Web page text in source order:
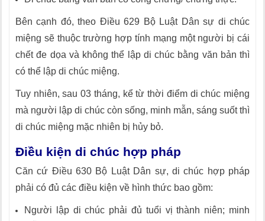
Bên cạnh đó, theo Điều 629 Bộ Luật Dân sự di chúc
miệng sẽ thuộc trường hợp tính mạng một người bị cái
chết đe dọa và không thể lập di chúc bằng văn bản thì
có thể lập di chúc miệng.
Tuy nhiên, sau 03 tháng, kể từ thời điểm di chúc miệng
mà người lập di chúc còn sống, minh mẫn, sáng suốt thì
di chúc miệng mặc nhiên bị hủy bỏ.
Điều kiện di chúc hợp pháp
Căn cứ Điều 630 Bộ Luật Dân sự, di chúc hợp pháp
phải có đủ các điều kiện về hình thức bao gồm:
Người lập di chúc phải đủ tuổi vị thành niên; minh